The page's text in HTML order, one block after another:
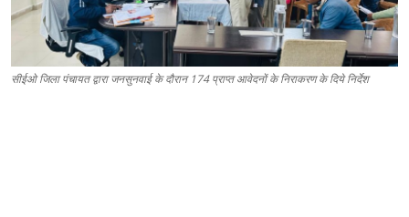
सीईओ जिला पंचायत द्वारा जनसुनवाई के दौरान 174 प्राप्‍त आवेदनों के निराकरण के दिये निर्देश